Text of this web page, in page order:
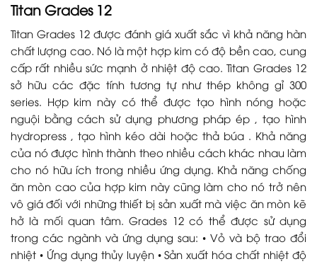
Titan Grades 12
Titan Grades 12 được đánh giá xuất sắc vì khả năng hàn
chất lượng cao. Nó là một hợp kim có độ bền cao, cung
cấp rất nhiều sức mạnh ở nhiệt độ cao. Titan Grades 12
sở hữu các đặc tính tương tự như thép không gỉ 300
series. Hợp kim này có thể được tạo hình nóng hoặc
nguội bằng cách sử dụng phương pháp ép , tạo hình
hydropress , tạo hình kéo dài hoặc thả búa . Khả năng
của nó được hình thành theo nhiều cách khác nhau làm
cho nó hữu ích trong nhiều ứng dụng. Khả năng chống
ăn mòn cao của hợp kim này cũng làm cho nó trở nên
vô giá đối với những thiết bị sản xuất mà việc ăn mòn kẽ
hở là mối quan tâm. Grades 12 có thể được sử dụng
trong các ngành và ứng dụng sau: • Vỏ và bộ trao đổi
nhiệt • Ứng dụng thủy luyện • Sản xuất hóa chất nhiệt độ